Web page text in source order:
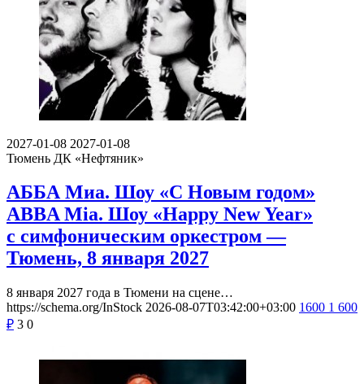
2027-01-08 2027-01-08
Тюмень ДК «Нефтяник»
АББА Миа. Шоу «С Новым годом»
ABBA Mia. Шоу «Happy New Year»
с симфоническим оркестром —
Тюмень, 8 января 2027
8 января 2027 года в Тюмени на сцене…
https://schema.org/InStock 2026-08-07T03:42:00+03:00 1600 1 600
₽ 3 0